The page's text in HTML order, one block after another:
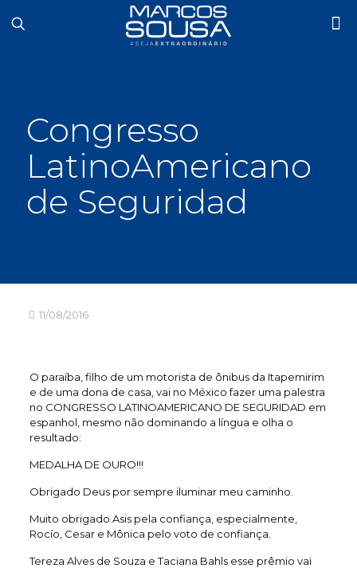
Congresso
LatinoAmericano
de Seguridad
11/08/2016
O paraíba, filho de um motorista de ônibus da Itapemirim
e de uma dona de casa, vai no México fazer uma palestra
no CONGRESSO LATINOAMERICANO DE SEGURIDAD em
espanhol, mesmo não dominando a língua e olha o
resultado:
MEDALHA DE OURO!!!
Obrigado Deus por sempre iluminar meu caminho.
Muito obrigado Asis pela confiança, especialmente,
Rocío, Cesar e Mônica pelo voto de confiança.
Tereza Alves de Souza e Taciana Bahls esse prêmio vai